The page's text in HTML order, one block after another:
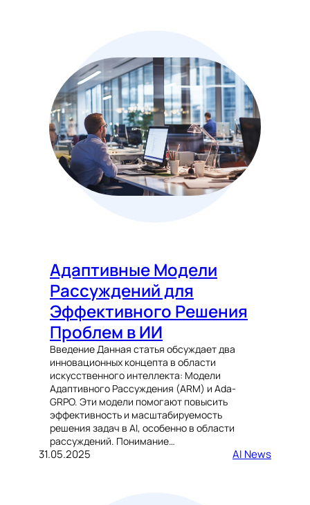
Адаптивные Модели
Рассуждений для
Эффективного Решения
Проблем в ИИ
Введение Данная статья обсуждает два
инновационных концепта в области
искусственного интеллекта: Модели
Адаптивного Рассуждения (ARM) и Ada-
GRPO. Эти модели помогают повысить
эффективность и масштабируемость
решения задач в AI, особенно в области
рассуждений. Понимание…
31.05.2025 AI News